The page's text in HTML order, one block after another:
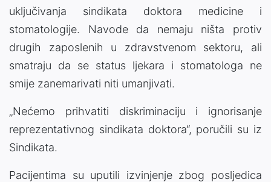
uključivanja sindikata doktora medicine i
stomatologije. Navode da nemaju ništa protiv
drugih zaposlenih u zdravstvenom sektoru, ali
smatraju da se status ljekara i stomatologa ne
smije zanemarivati niti umanjivati.
„Nećemo prihvatiti diskriminaciju i ignorisanje
reprezentativnog sindikata doktora“, poručili su iz
Sindikata.
Pacijentima su uputili izvinjenje zbog posljedica